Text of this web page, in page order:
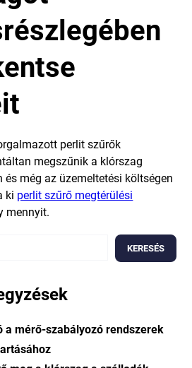
perlit szűrők
megszűnik a klórszag
még az üzemeltetési költségen
ki perlit szűrő megtérülési
mennyit.
a mérő-szabályozó rendszerek